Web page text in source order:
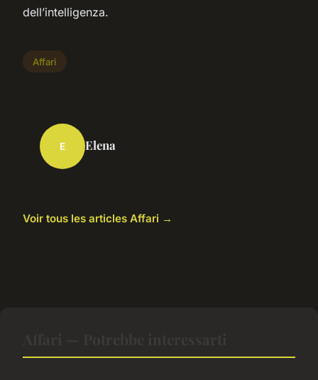
dell’intelligenza.
Affari
E Elena
Voir tous les articles Affari →